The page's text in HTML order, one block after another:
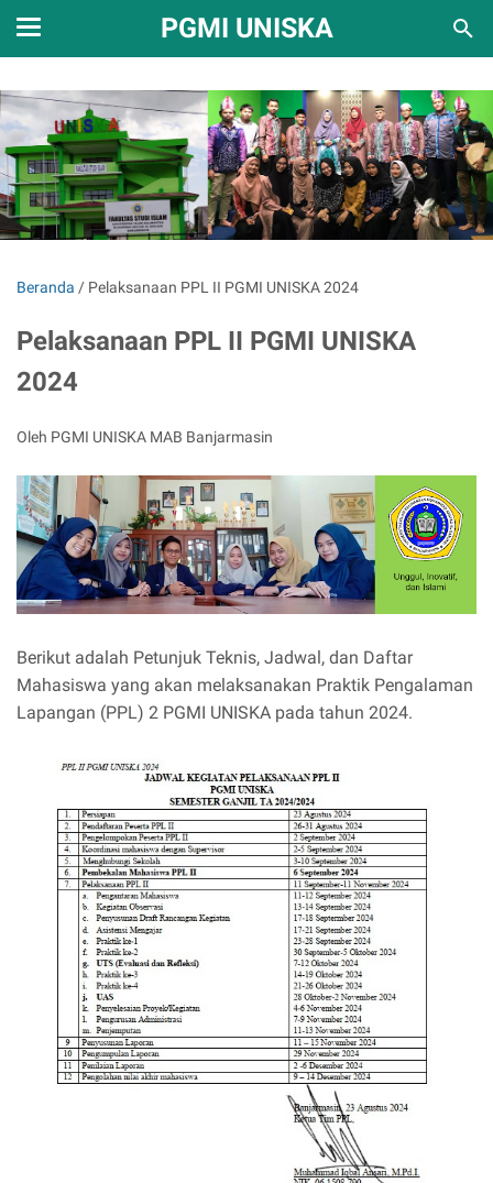
PGMI UNISKA
Beranda / Pelaksanaan PPL II PGMI UNISKA 2024
Pelaksanaan PPL II PGMI UNISKA
2024
Oleh PGMI UNISKA MAB Banjarmasin
Berikut adalah Petunjuk Teknis, Jadwal, dan Daftar
Mahasiswa yang akan melaksanakan Praktik Pengalaman
Lapangan (PPL) 2 PGMI UNISKA pada tahun 2024.